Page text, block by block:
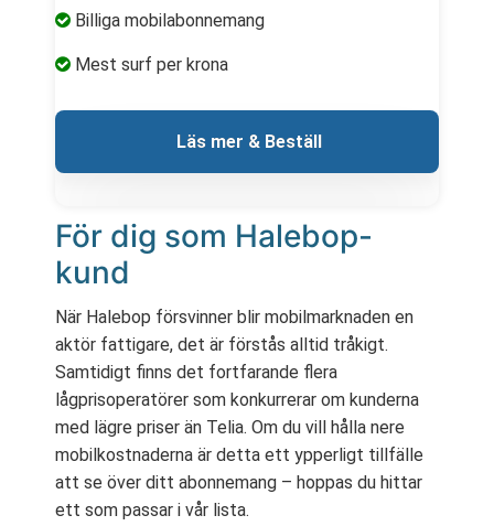
Billiga mobilabonnemang
Mest surf per krona
Läs mer & Beställ
För dig som Halebop-
kund
När Halebop försvinner blir mobilmarknaden en
aktör fattigare, det är förstås alltid tråkigt.
Samtidigt finns det fortfarande flera
lågprisoperatörer som konkurrerar om kunderna
med lägre priser än Telia. Om du vill hålla nere
mobilkostnaderna är detta ett ypperligt tillfälle
att se över ditt abonnemang – hoppas du hittar
ett som passar i vår lista.